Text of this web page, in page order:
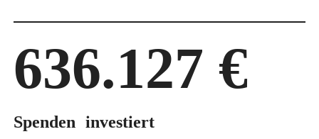
636.127 €
Spenden investiert